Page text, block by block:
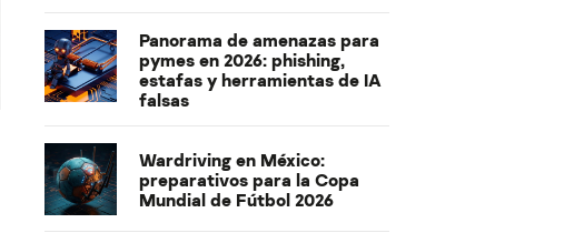
Panorama de amenazas para
pymes en 2026: phishing,
estafas y herramientas de IA
falsas
Wardriving en México:
preparativos para la Copa
Mundial de Fútbol 2026